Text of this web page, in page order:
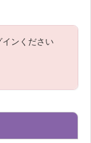
ンください